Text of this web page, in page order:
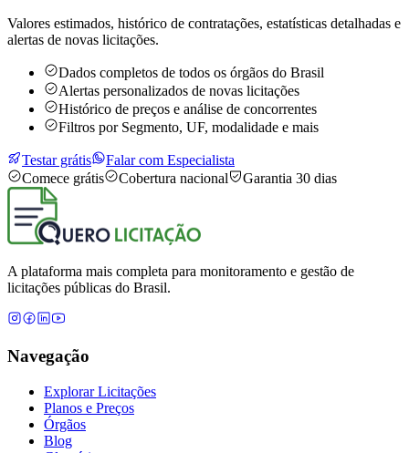
Valores estimados, histórico de contratações, estatísticas detalhadas e
alertas de novas licitações.
Dados completos de todos os órgãos do Brasil
Alertas personalizados de novas licitações
Histórico de preços e análise de concorrentes
Filtros por Segmento, UF, modalidade e mais
Testar grátis
Falar com Especialista
Comece grátis
Cobertura nacional Garantia 30 dias
A plataforma mais completa para monitoramento e gestão de
licitações públicas do Brasil.
Navegação
Explorar Licitações
Planos e Preços
Órgãos
Blog